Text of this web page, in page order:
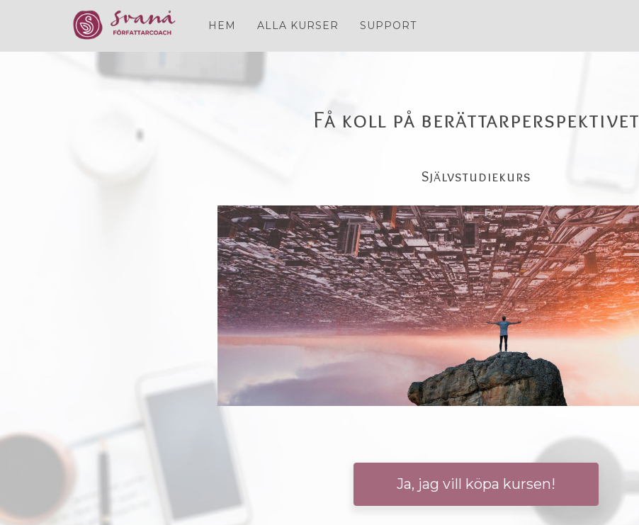
HEM ALLA KURSER SUPPORT
Få koll på berättarperspektivet
Självstudiekurs
Ja, jag vill köpa kursen!